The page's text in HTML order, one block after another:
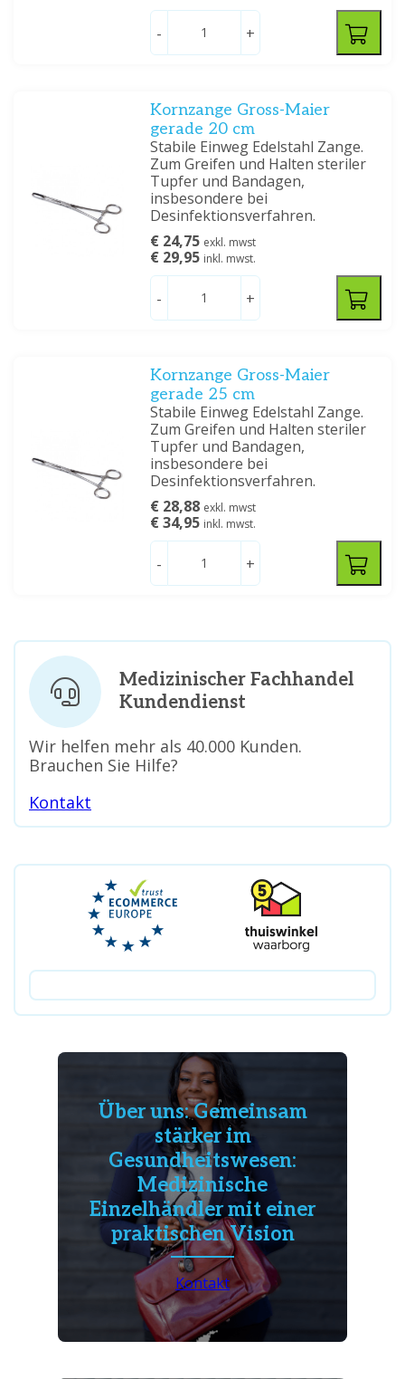
- +
Kornzange Gross-Maier
gerade 20 cm
Stabile Einweg Edelstahl Zange.
Zum Greifen und Halten steriler
Tupfer und Bandagen,
insbesondere bei
Desinfektionsverfahren.
€ 24,75 exkl. mwst
€ 29,95 inkl. mwst.
- +
Kornzange Gross-Maier
gerade 25 cm
Stabile Einweg Edelstahl Zange.
Zum Greifen und Halten steriler
Tupfer und Bandagen,
insbesondere bei
Desinfektionsverfahren.
€ 28,88 exkl. mwst
€ 34,95 inkl. mwst.
- +
Medizinischer Fachhandel
Kundendienst
Wir helfen mehr als 40.000 Kunden.
Brauchen Sie Hilfe?
Kontakt
Über uns: Gemeinsam
stärker im
Gesundheitswesen:
Medizinische
Einzelhändler mit einer
praktischen Vision
Kontakt